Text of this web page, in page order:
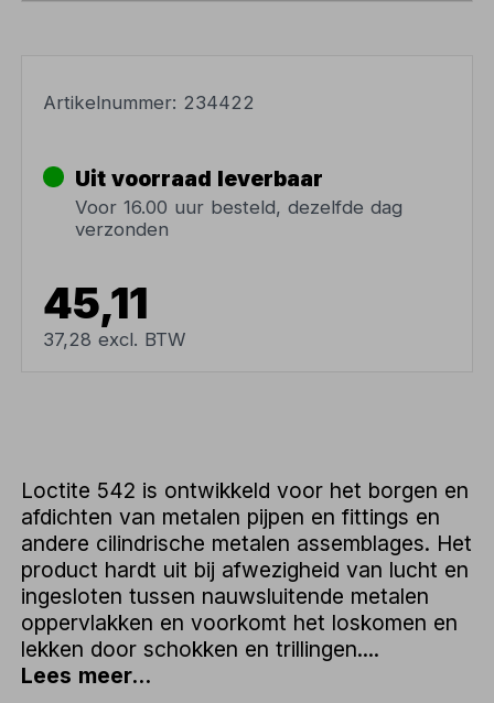
Artikelnummer: 234422
Uit voorraad leverbaar
Voor 16.00 uur besteld, dezelfde dag
verzonden
45,11
37,28 excl. BTW
Loctite 542 is ontwikkeld voor het borgen en
afdichten van metalen pijpen en fittings en
andere cilindrische metalen assemblages. Het
product hardt uit bij afwezigheid van lucht en
ingesloten tussen nauwsluitende metalen
oppervlakken en voorkomt het loskomen en
lekken door schokken en trillingen....
Lees meer...